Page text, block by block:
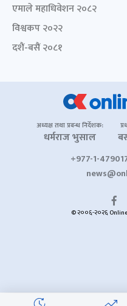
एमाले महाधिवेशन २०८२
विश्वकप २०२२
दशैं-बसैं २०८१
अध्यक्ष तथा प्रबन्ध निर्देशक:
धर्मराज भुसाल
+977-1-
© २००६-२०२६